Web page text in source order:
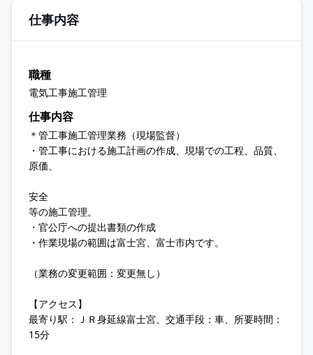
仕事内容
職種
電気工事施工管理
仕事内容
＊管工事施工管理業務（現場監督）
・管工事における施工計画の作成、現場での工程、品質、
原価、
安全
等の施工管理。
・官公庁への提出書類の作成
・作業現場の範囲は富士宮、富士市内です。
（業務の変更範囲：変更無し）
【アクセス】
最寄り駅：ＪＲ身延線富士宮、交通手段：車、所要時間：
15分